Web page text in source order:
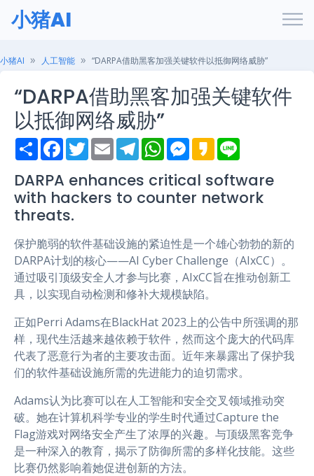
小猪AI
小猪AI 人工智能 “DARPA借助黑客加强关键软件以抵御网络威胁”
“DARPA借助黑客加强关键软件
以抵御网络威胁”
S
h
r
e
F
a
b
o
o
k
T
w
t
t
e
E
m
i
l
T
e
e
g
r
W
h
t
s
A
M
e
s
e
n
K
a
a
o
e
DARPA enhances critical software
with hackers to counter network
threats.
保护脆弱的软件基础设施的紧迫性是一个雄心勃勃的新的
DARPA计划的核心——AI Cyber Challenge（AIxCC）。
通过吸引顶级安全人才参与比赛，AIxCC旨在推动创新工
具，以实现自动检测和修补大规模缺陷。
正如Perri Adams在BlackHat 2023上的公告中所强调的那
样，现代生活越来越依赖于软件，然而这个庞大的代码库
代表了恶意行为者的主要攻击面。近年来暴露出了保护我
们的软件基础设施所需的先进能力的迫切需求。
Adams认为比赛可以在人工智能和安全交叉领域推动突
破。她在计算机科学专业的学生时代通过Capture the
Flag游戏对网络安全产生了浓厚的兴趣。与顶级黑客竞争
是一种深入的教育，揭示了防御所需的多样化技能。这些
比赛仍然影响着她促进创新的方法。